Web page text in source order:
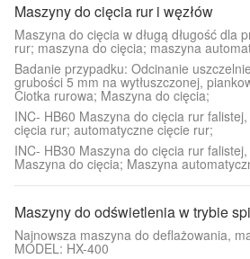
Maszyny do cięcia rur i węzłów
Maszyna do cięcia w długą długość dla
rur; maszyna do cięcia; maszyna
Badanie przypadku: Odcinanie
grubości 5 mm na wytłuszczonej,
Ciotka rurowa; Maszyna do cięcia;
INC- HB60 Maszyna do cięcia rur
cięcia rur; automatyczne cięcie rur;
INC- HB30 Maszyna do cięcia rur
Maszyna do cięcia; Maszyna
Maszyny do odświetlenia w trybie
Najnowsza maszyna do deflażowania,
MODEL: HX-400